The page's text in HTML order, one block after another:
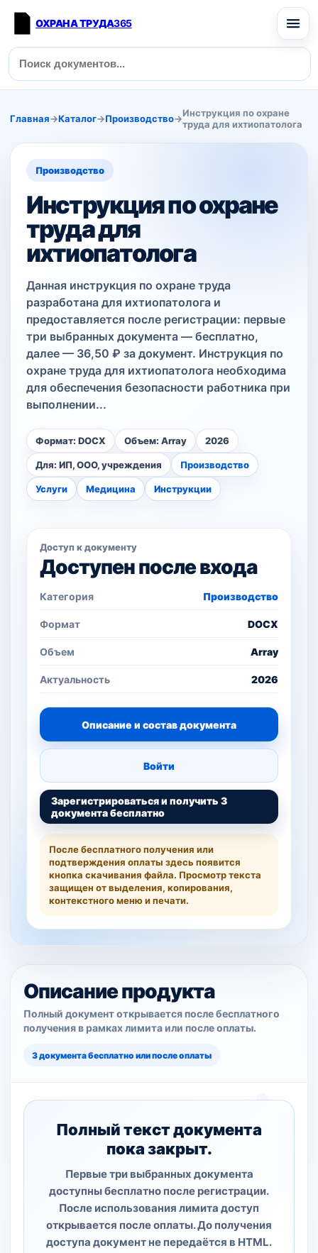
ОХРАНА ТРУДА365
Главная→Каталог→Производство→Инструкция по охране
труда для ихтиопатолога
Производство
Инструкция по охране
труда для
ихтиопатолога
Данная инструкция по охране труда
разработана для ихтиопатолога и
предоставляется после регистрации: первые
три выбранных документа — бесплатно,
далее — 36,50 ₽ за документ. Инструкция по
охране труда для ихтиопатолога необходима
для обеспечения безопасности работника при
выполнении...
Формат: DOCX Объем: Array 2026
Для: ИП, ООО, учреждения Производство
Услуги Медицина Инструкции
Доступ к документу
Доступен после входа
Категория Производство
Формат DOCX
Объем Array
Актуальность 2026
Описание и состав документа
Войти
Зарегистрироваться и получить 3
документа бесплатно
После бесплатного получения или
подтверждения оплаты здесь появится
кнопка скачивания файла. Просмотр текста
защищен от выделения, копирования,
контекстного меню и печати.
Описание продукта
Полный документ открывается после бесплатного
получения в рамках лимита или после оплаты.
3 документа бесплатно или после оплаты
Полный текст документа
пока закрыт.
Первые три выбранных документа
доступны бесплатно после регистрации.
После использования лимита доступ
открывается после оплаты. До получения
доступа документ не передаётся в HTML.